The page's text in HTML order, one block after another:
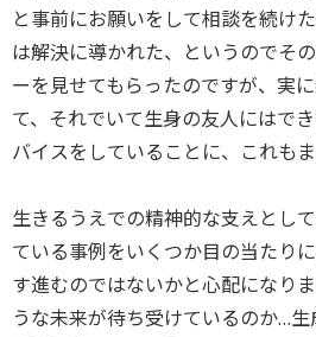
と事前にお願いをして相談を続け
は解決に導かれた、というのでそ
ーを見せてもらったのですが、実
て、それでいて生身の友人にはで
バイスをしていることに、これも
生きるうえでの精神的な支えとし
ている事例をいくつか目の当たり
す進むのではないかと心配になり
うな未来が待ち受けているのか…